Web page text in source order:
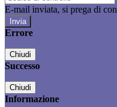
E-mail inviata, si prega di
Errore
Chiudi
Successo
Chiudi
Informazione